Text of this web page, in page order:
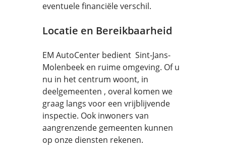
eventuele financiële verschil.
Locatie en Bereikbaarheid
EM AutoCenter bedient Sint-Jans-
Molenbeek en ruime omgeving. Of u
nu in het centrum woont, in
deelgemeenten , overal komen we
graag langs voor een vrijblijvende
inspectie. Ook inwoners van
aangrenzende gemeenten kunnen
op onze diensten rekenen.